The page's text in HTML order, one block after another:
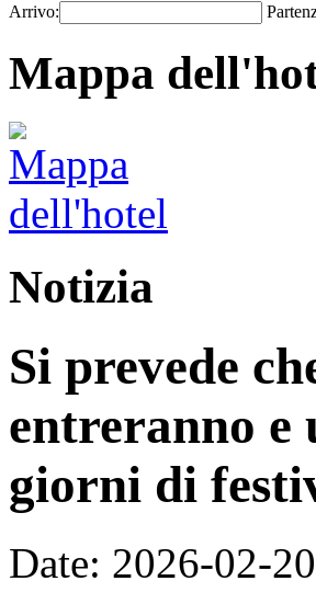
Arrivo:
Mappa
Notizia
Si prevede
entreranno e
giorni di
Date: 2026-02-20